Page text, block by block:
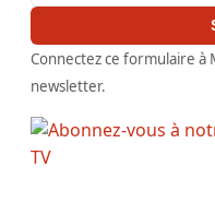
Connectez ce formulaire
newsletter.